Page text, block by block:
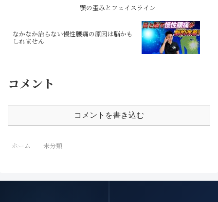
顎の歪みとフェイスライン
なかなか治らない慢性腰痛の原因は脳かも
しれません
コメント
コメントを書き込む
ホーム 未分類